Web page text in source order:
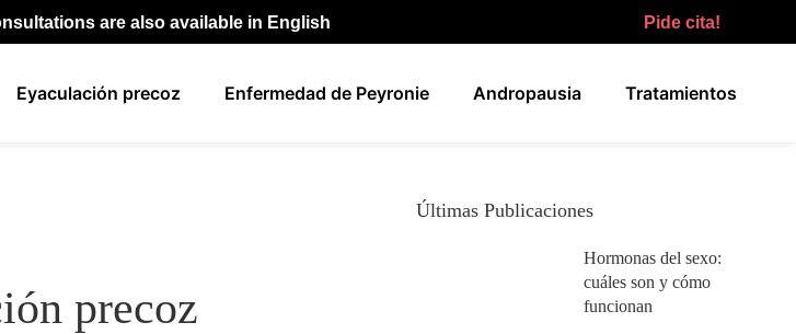
are also available in English Pide cita!
Eyaculación precoz Enfermedad de Peyronie Andropausia Tratamientos
precoz
Últimas Publicaciones
Hormonas del sexo:
cuáles son y cómo
funcionan